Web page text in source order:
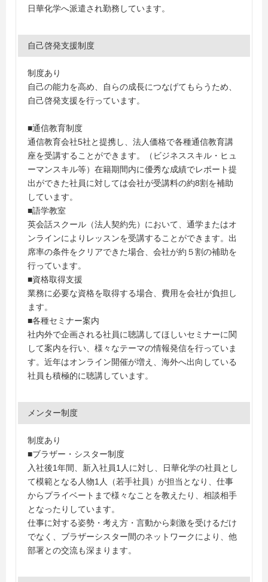
日華化学へ派遣され勤務しています。
自己啓発支援制度
制度あり
自己の能力を高め、自らの成長につなげてもらうため、
自己啓発支援を行っています。
■通信教育制度
通信教育会社5社と提携し、法人価格で各種通信教育講
座を受講することができます。（ビジネススキル・ヒュ
ーマンスキル等）在籍期間内に優秀な成績でレポート提
出ができた社員に対しては会社が受講料の約8割を補助
しています。
■語学教室
英会話スクール（法人契約先）において、通学またはオ
ンラインによりレッスンを受講することができます。出
席率の条件をクリアできた場合、会社が約５割の補助を
行っています。
■資格取得支援
業務に必要な資格を取得する場合、費用を会社が負担し
ます。
■各種セミナー案内
社内外で企画される社員に聴講してほしいセミナーに関
して案内を行い、様々なテーマの情報発信を行っていま
す。近年はオンライン開催が増え、海外へ出向している
社員も積極的に聴講しています。
メンター制度
制度あり
■ブラザー・シスター制度
入社後1年間、新入社員1人に対し、日華化学の社員とし
て模範となる人物1人（若手社員）が担当となり、仕事
からプライベートまで様々なことを教えたり、相談相手
となったりしています。
仕事に対する姿勢・考え方・言動から刺激を受けるだけ
でなく、ブラザーシスター間のネットワークにより、他
部署との交流も深まります。